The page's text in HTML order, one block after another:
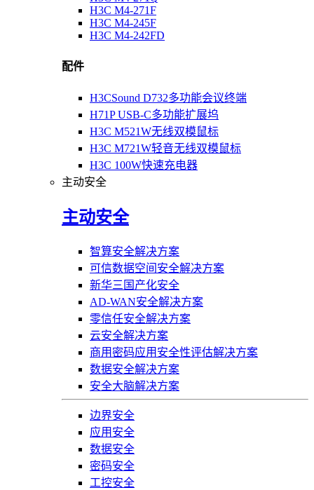
H3C M4-271F
H3C M4-245F
H3C M4-242FD
配件
H3CSound D732多功能会议终端
H71P USB-C多功能扩展坞
H3C M521W无线双模鼠标
H3C M721W轻音无线双模鼠标
H3C 100W快速充电器
主动安全
主动安全
智算安全解决方案
可信数据空间安全解决方案
新华三国产化安全
AD-WAN安全解决方案
零信任安全解决方案
云安全解决方案
商用密码应用安全性评估解决方案
数据安全解决方案
安全大脑解决方案
边界安全
应用安全
数据安全
密码安全
工控安全